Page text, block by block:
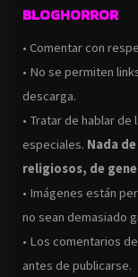
BLOGHORROR
• Comentar con
• No se permiten
descarga.
• Tratar de hablar
especiales. Nada
religiosos, de
• Imágenes están
no sean demasiado
• Los comentarios
antes de publicarse.